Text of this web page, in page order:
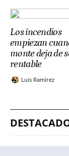
Los incendios
empiezan
monte deja de
rentable
Luis Ramírez